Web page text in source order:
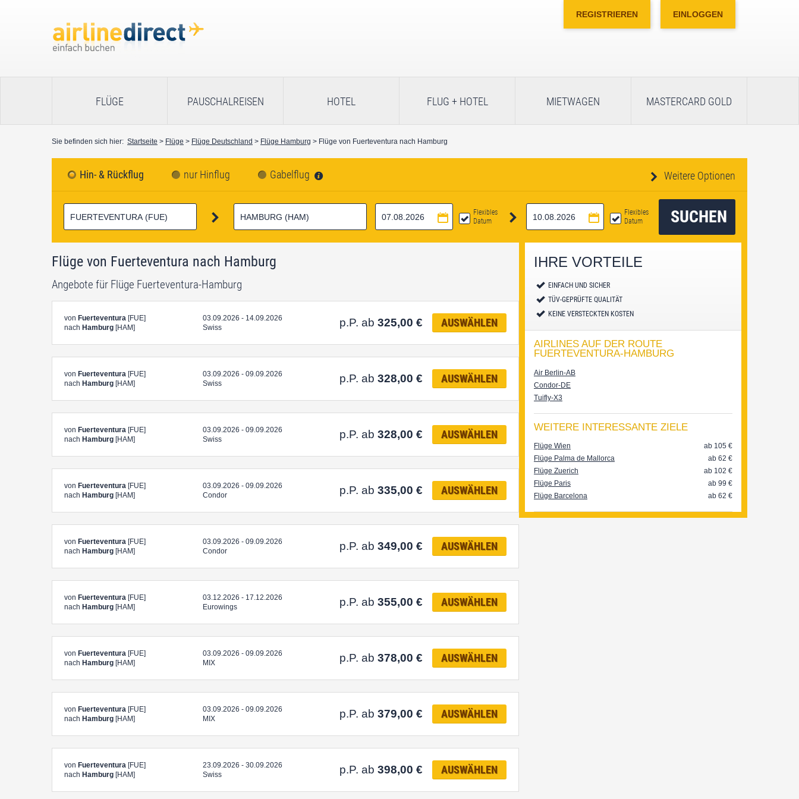
REGISTRIEREN EINLOGGEN
FLÜGE PAUSCHALREISEN HOTEL FLUG + HOTEL MIETWAGEN MASTERCARD GOLD
Sie befinden sich hier: Startseite > Flüge > Flüge Deutschland > Flüge Hamburg > Flüge von Fuerteventura nach Hamburg
Hin- & Rückflug nur Hinflug Gabelflug Weitere Optionen
Flexibles
Datum
Flexibles
Datum
SUCHEN
Flüge von Fuerteventura nach Hamburg
Angebote für Flüge Fuerteventura-Hamburg
von Fuerteventura [FUE]
nach Hamburg [HAM]
03.09.2026 - 14.09.2026
Swiss
p.P. ab 325,00 € AUSWÄHLEN
von Fuerteventura [FUE]
nach Hamburg [HAM]
03.09.2026 - 09.09.2026
Swiss
p.P. ab 328,00 € AUSWÄHLEN
von Fuerteventura [FUE]
nach Hamburg [HAM]
03.09.2026 - 09.09.2026
Swiss
p.P. ab 328,00 € AUSWÄHLEN
von Fuerteventura [FUE]
nach Hamburg [HAM]
03.09.2026 - 09.09.2026
Condor
p.P. ab 335,00 € AUSWÄHLEN
von Fuerteventura [FUE]
nach Hamburg [HAM]
03.09.2026 - 09.09.2026
Condor
p.P. ab 349,00 € AUSWÄHLEN
von Fuerteventura [FUE]
nach Hamburg [HAM]
03.12.2026 - 17.12.2026
Eurowings
p.P. ab 355,00 € AUSWÄHLEN
von Fuerteventura [FUE]
nach Hamburg [HAM]
03.09.2026 - 09.09.2026
MIX
p.P. ab 378,00 € AUSWÄHLEN
von Fuerteventura [FUE]
nach Hamburg [HAM]
03.09.2026 - 09.09.2026
MIX
p.P. ab 379,00 € AUSWÄHLEN
von Fuerteventura [FUE]
nach Hamburg [HAM]
23.09.2026 - 30.09.2026
Swiss
p.P. ab 398,00 € AUSWÄHLEN
IHRE VORTEILE
EINFACH UND SICHER
TÜV-GEPRÜFTE QUALITÄT
KEINE VERSTECKTEN KOSTEN
AIRLINES AUF DER ROUTE
FUERTEVENTURA-HAMBURG
Air Berlin-AB
Condor-DE
Tuifly-X3
WEITERE INTERESSANTE ZIELE
Flüge Wien ab 105 €
Flüge Palma de Mallorca
ab 62 €
Flüge Zuerich
ab 102 €
Flüge Paris
ab 99 €
Flüge Barcelona
ab 62 €